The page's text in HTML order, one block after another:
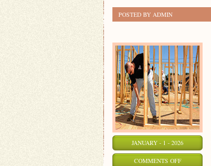
POSTED BY ADMIN
JANUARY - 1 - 2026
COMMENTS OFFON